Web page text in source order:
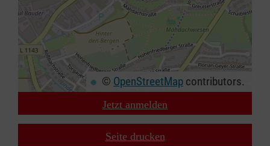
© OpenStreetMap contributors.
Jetzt anmelden
Seite drucken